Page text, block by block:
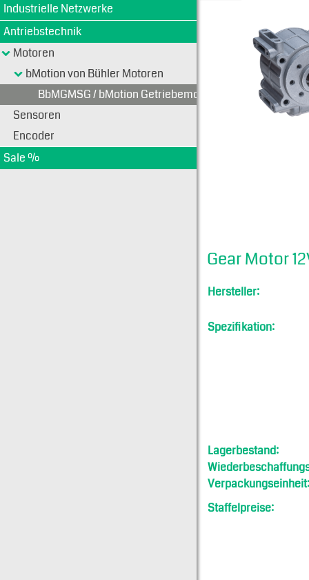
Industrielle Netzwerke
Antriebstechnik
Motoren
bMotion von Bühler Motoren
BbMGMSG / bMotion Getriebemotoren mit
Sensoren
Encoder
Sale %
Gear Motor
Hersteller:
Spezifikation:
Lagerbestand:
Verpackungseinheit:
Staffelpreise: